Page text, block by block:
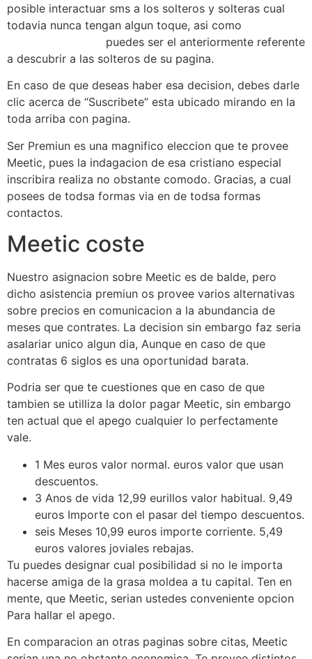
posible interactuar sms a los solteros y solteras cual
todavia nunca tengan algun toque, asi­ como
puedes ser el anteriormente referente
a descubrir a las solteros de su pagina.
En caso de que deseas haber esa decision, debes darle
clic acerca de “Suscribete” esta ubicado mirando en la
toda arriba con pagina.
Ser Premiun es una magnifico eleccion que te provee
Meetic, pues la indagacion de esa cristiano especial
inscribira realiza no obstante comodo. Gracias, a cual
posees de todsa formas via en de todsa formas
contactos.
Meetic coste
Nuestro asignacion sobre Meetic es de balde, pero
dicho asistencia premiun os provee varios alternativas
sobre precios en comunicacion a la abundancia de
meses que contrates. La decision sin embargo faz seri­a
asalariar unico algun dia, Aunque en caso de que
contratas 6 siglos es una oportunidad barata.
Podria ser que te cuestiones que en caso de que
tambien se utilliza la dolor pagar Meetic, sin embargo
ten actual que el apego cualquier lo perfectamente
vale.
1 Mes euros valor normal. euros valor que usan
descuentos.
3 Anos de vida 12,99 eurillos valor habitual. 9,49
euros Importe con el pasar del tiempo descuentos.
seis Meses 10,99 euros importe corriente. 5,49
euros valores joviales rebajas.
Tu puedes designar cual posibilidad si no le importa
hacerse amiga de la grasa moldea a tu capital. Ten en
mente, que Meetic, seri­an ustedes conveniente opcion
Para hallar el apego.
En comparacion an otras paginas sobre citas, Meetic